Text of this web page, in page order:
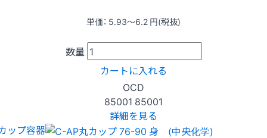
単価： 5.93〜6.2 円(税抜)
数量
カートに入れる
OCD
85001 85001
詳細を見る
ップ容器